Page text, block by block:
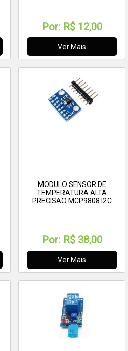
Por: R$ 12,00
Ver Mais
MODULO SENSOR DE
TEMPERATURA ALTA
PRECISAO MCP9808 I2C
Por: R$ 38,00
Ver Mais